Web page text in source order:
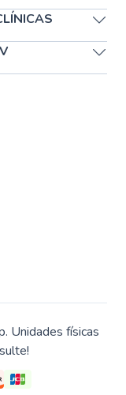
Unidades físicas